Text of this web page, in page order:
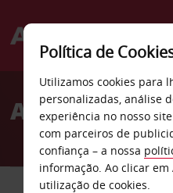
Welcome
AvisAluguer de
CARRO
Política de
Utilizamos cookies para
personalizadas, análise
experiência no nosso
com parceiros de
confiança – a nossa
informação. Ao clicar em
utilização de cookies.